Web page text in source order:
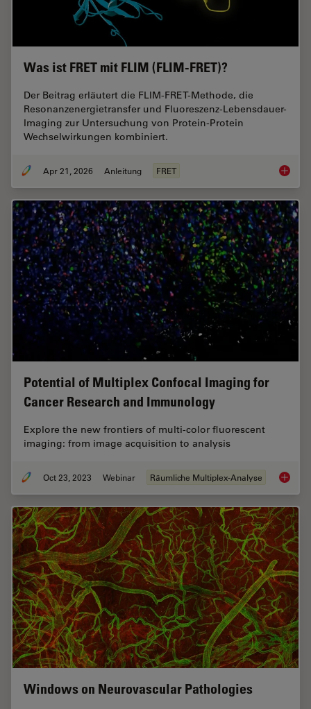
Was ist FRET mit FLIM (FLIM-FRET)?
Der Beitrag erläutert die FLIM-FRET-Methode, die
Resonanzenergietransfer und Fluoreszenz-Lebensdauer-
Imaging zur Untersuchung von Protein-Protein
Wechselwirkungen kombiniert.
Apr 21, 2026 Anleitung FRET Was ist
Potential of Multiplex Confocal Imaging for
Cancer Research and Immunology
Explore the new frontiers of multi-color fluorescent
imaging: from image acquisition to analysis
Oct 23, 2023 Webinar Räumliche Multiplex-Analyse
Windows on Neurovascular Pathologies